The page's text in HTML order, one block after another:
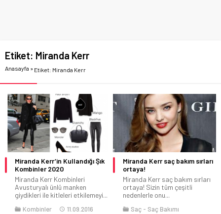
Etiket: Miranda Kerr
Anasayfa » Etiket: Miranda Kerr
Miranda Kerr’in Kullandığı Şık
Kombinler 2020
Miranda Kerr Kombinleri
Avusturyalı ünlü manken
giydikleri ile kitleleri etkilemeyi...
Kombinler
11.09.2016
Miranda Kerr saç bakım sırları
ortaya!
Miranda Kerr saç bakım sırları
ortaya! Sizin tüm çeşitli
nedenlerle onu...
Saç
Saç Bakımı